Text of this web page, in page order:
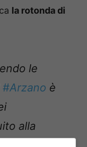
la rotonda di
le
#Arzano è
alla